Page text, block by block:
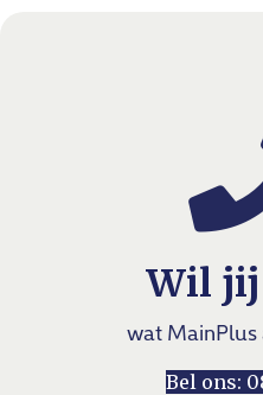
Wil jij
wat MainPlus
Bel ons: